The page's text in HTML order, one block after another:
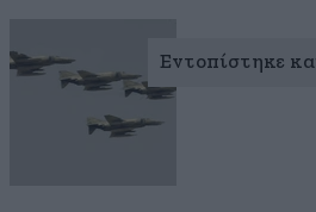
Εντοπίστηκε